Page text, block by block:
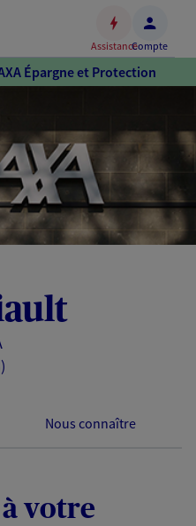
AssistanceCompte
Épargne et Protection
Nous connaître
votre